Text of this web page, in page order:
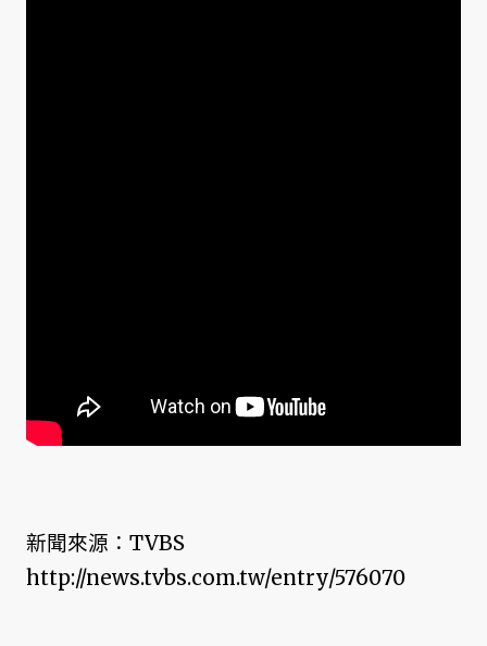
新聞來源：TVBS
http://news.tvbs.com.tw/entry/576070